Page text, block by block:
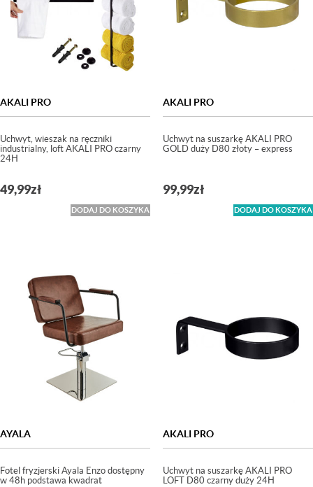
AKALI PRO
Uchwyt, wieszak na ręczniki
industrialny, loft AKALI PRO czarny
24H
49,99zł
DODAJ DO KOSZYKA
AKALI PRO
Uchwyt na suszarkę AKALI PRO
GOLD duży D80 złoty – express
99,99zł
DODAJ DO KOSZYKA
AYALA
Fotel fryzjerski Ayala Enzo dostępny
w 48h podstawa kwadrat
AKALI PRO
Uchwyt na suszarkę AKALI PRO
LOFT D80 czarny duży 24H